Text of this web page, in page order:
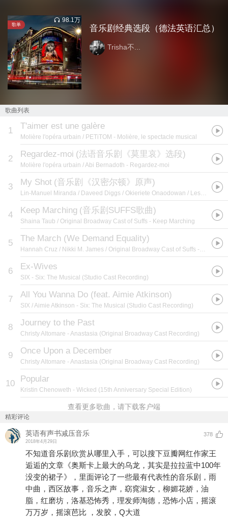
歌单
98.1万
音乐剧经典选段（德法英语汇总）
Trisha不...
歌曲列表
1 T'aimer est une galère
Molière l'opéra urbain / PETiTOM - Molière, le spectacle musical
2 Regardez-moi (法语音乐剧《莫里哀》选段)
Molière l'opéra urbain / Abi Bernadoth - Regardez-moi
3 My Shot (音乐剧《汉密尔顿》原声)
Lin-Manuel Miranda / Daveed Diggs / Okieriete Onaodowan / Leslie Odom Jr. / Original Broadway Cast of Hamilton / Anthony Ramos
4 Keep Marching (音乐剧SUFFS歌曲)
Shaina Taub / Original Broadway Cast of Suffs - Keep Marching
5 The March (We Demand Equality)
Hannah Cruz / Nikki M. James / Original Broadway Cast of Suffs - Suffs (Original Broadway Cast Recording)
6 Ex-Wives
SIX - Six: The Musical (Studio Cast Recording)
7 All You Wanna Do (feat. Aimie Atkinson)
SIX / Aimie Atkinson - Six: The Musical (Studio Cast Recording)
8 Journey to the Past
Christy Altomare - Anastasia (Original Broadway Cast Recording)
9 Once Upon a December
Christy Altomare - Anastasia (Original Broadway Cast Recording)
10 Popular
Kristin Chenoweth - Wicked (15th Anniversary Special Edition)
查看更多歌曲，请下载客户端
精彩评论
英语有声书减压音乐
2018年4月29日
378
不知道音乐剧欣赏从哪里入手，可以搜下豆瓣网红作家王
逅逅的文章《奥斯卡上最大的乌龙，其实是拉拉蓝中100年
没变的裙子》，里面评论了一些最有代表性的音乐剧，雨
中曲，西区故事，音乐之声，窈窕淑女，柳媚花娇，油
脂，红磨坊，洛基恐怖秀，理发师淘德，恐怖小店，摇滚
万万岁，摇滚芭比 ，发胶，Q大道